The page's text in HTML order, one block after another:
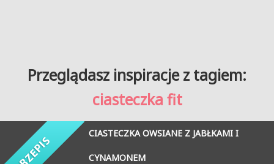
Przeglądasz inspiracje z tagiem:
ciasteczka fit
CIASTECZKA OWSIANE Z JABŁKAMI I
CYNAMONEM